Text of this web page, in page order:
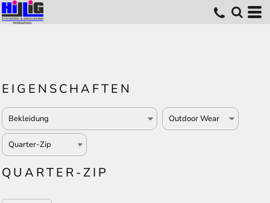
EIGENSCHAFTEN
QUARTER-ZIP